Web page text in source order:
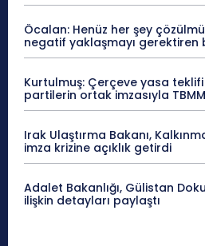
Öcalan: Henüz her şey
negatif yaklaşmayı
Kurtulmuş: Çerçeve yasa
partilerin ortak imzasıyla
Irak Ulaştırma Bakanı,
imza krizine açıklık getirdi
Adalet Bakanlığı, Gülistan
ilişkin detayları paylaştı